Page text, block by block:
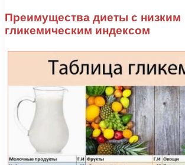
Преимущества диеты с низким
гликемическим индексом